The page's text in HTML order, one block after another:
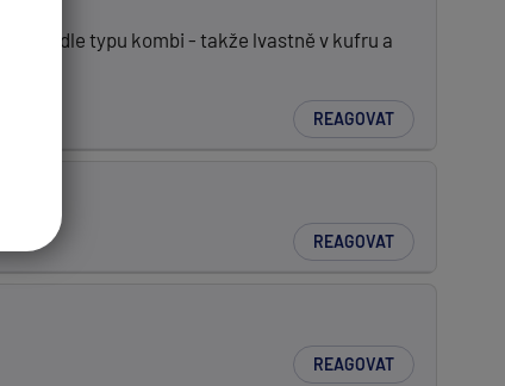
vozidle typu kombi - takže lvastně v kufru a
REAGOVAT
REAGOVAT
REAGOVAT